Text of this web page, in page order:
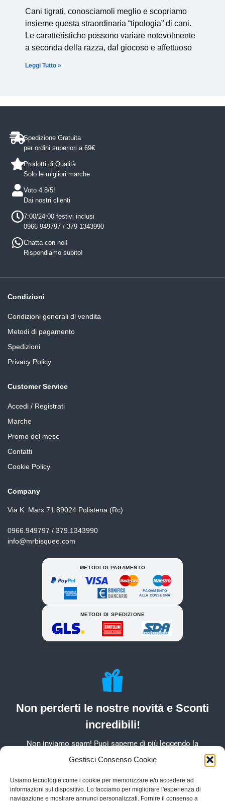
Gestisci Consenso Cookie
Usiamo tecnologie come i cookie per memorizzare e/o accedere ad
informazioni sul dispositivo. Lo facciamo per migliorare l'esperienza di
navigazione e mostrare annunci personalizzati. Fornire il consenso a
Cani tigrati, conosciamoli meglio e scopriamo
insieme questa straordinaria “tipologia” di cani.
Le caratteristiche possono variare notevolmente
a seconda della razza, dal giocoso e affettuoso
Leggi Tutto »
Spedizione Gratuita
per ordini superiori a 69€
Prodotti di Qualità
Solo le migliori marche
Voto 4.8/5!
Dai nostri clienti
7:00/24:00 festivi inclusi
0966 949797 / 379 1343990
Chatta con noi!
Rispondiamo subito!
Condizioni
Condizioni generali di vendita
Metodi di pagamento
Spedizioni
Privacy Policy
Customer Service
Accedi / Registrati
Marche
Promo del mese
Contatti
Cookie Policy
Company
Via K. Marx 71 89024 Polistena (Rc)
0966.949797 / 379.1343990
info@mrbisquee.com
METODI DI PAGAMENTO
PAGAMENTO
ALLA CONSEGNA
METODI DI SPEDIZIONE
Non perderti le nostre novità e Sconti
incredibili!
Non inviamo spam! Puoi saperne di più leggendo la
nostra Informativa sulla privacy